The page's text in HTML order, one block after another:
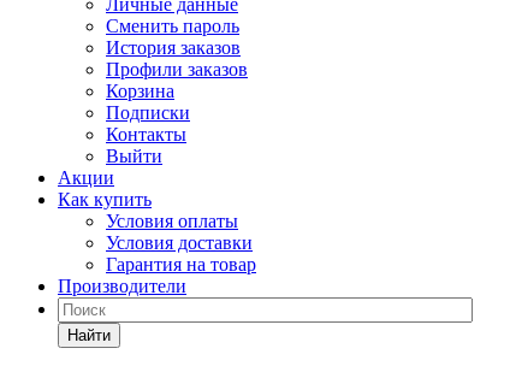
Личные данные
Сменить пароль
История заказов
Профили заказов
Корзина
Подписки
Контакты
Выйти
Акции
Как купить
Условия оплаты
Условия доставки
Гарантия на товар
Производители
Найти